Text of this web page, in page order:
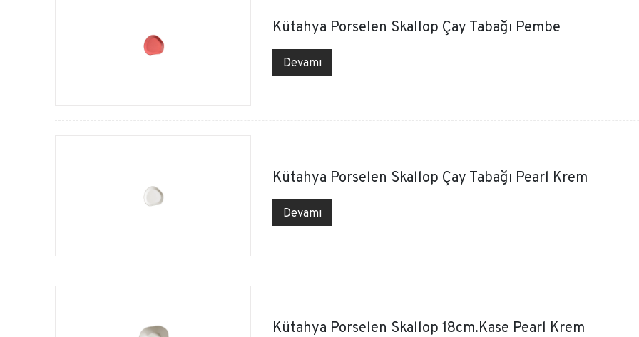
Kütahya Porselen Skallop Çay Tabağı Pembe
Devamı
Kütahya Porselen Skallop Çay Tabağı Pearl Krem
Devamı
Kütahya Porselen Skallop 18cm.Kase Pearl Krem